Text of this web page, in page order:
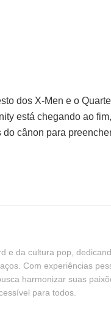
dos X-Men e o
está chegando ao
cânon para
e da cultura pop,
Com experiências
harmonizar suas
para todos.